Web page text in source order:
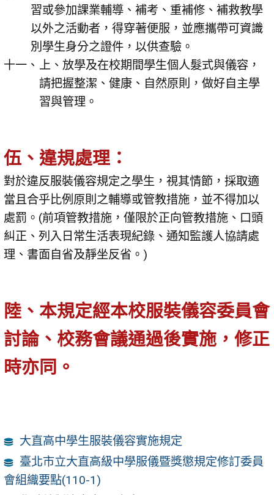
習或參加課業輔導、補考、重補修、補救教學
以外之活動者，得穿著便服，並應攜帶可資識
別學生身分之證件，以供查驗。
上、放學及在校期間學生個人髮式與儀容，
請把握整潔、健康、自然原則，做好自主學
習與管理。
伍、違規處理：
對於違反服裝儀容規定之學生，視其情節，採取適
當且合乎比例原則之輔導或管教措施，並不得加以
處罰。(前項管教措施，僅限於正向管教措施、口頭
糾正、列入日常生活表現紀錄、通知監護人協請處
理、書面自省及靜坐反省。)
陸、本規定經本校服裝儀容委員會
討論、校務會議通過後實施，修正
時亦同。
大直高中學生服裝儀容實施規定
臺北市立大直高級中學服儀暨獎懲規定修訂委員
會組織要點(110-1)